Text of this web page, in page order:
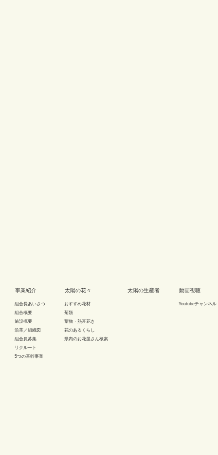
事業紹介
組合長あいさつ
組合概要
施設概要
沿革／組織図
組合員募集
リクルート
5つの基幹事業
太陽の花々
おすすめ花材
菊類
葉物・熱帯花き
花のあるくらし
県内のお花屋さん検索
太陽の生産者 動画視聴
Youtubeチャンネル